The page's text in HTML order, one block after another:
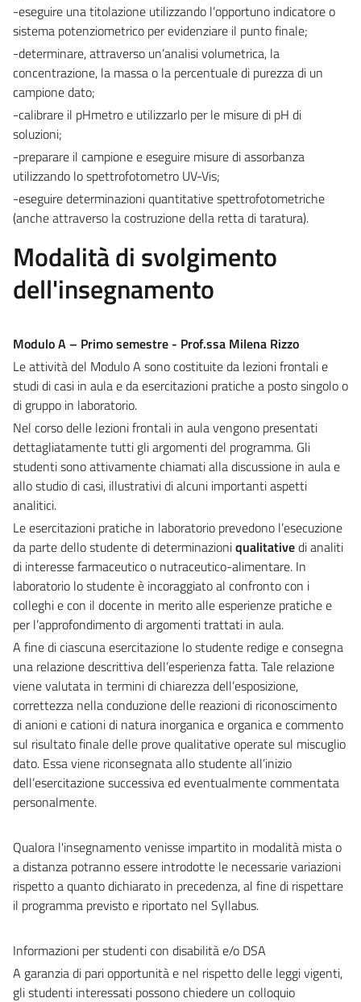
-eseguire una titolazione utilizzando l’opportuno indicatore o
sistema potenziometrico per evidenziare il punto finale;
-determinare, attraverso un’analisi volumetrica, la
concentrazione, la massa o la percentuale di purezza di un
campione dato;
-calibrare il pHmetro e utilizzarlo per le misure di pH di
soluzioni;
-preparare il campione e eseguire misure di assorbanza
utilizzando lo spettrofotometro UV-Vis;
-eseguire determinazioni quantitative spettrofotometriche
(anche attraverso la costruzione della retta di taratura).
Modalità di svolgimento
dell'insegnamento
Modulo A – Primo semestre - Prof.ssa Milena Rizzo
Le attività del Modulo A sono costituite da lezioni frontali e
studi di casi in aula e da esercitazioni pratiche a posto singolo o
di gruppo in laboratorio.
Nel corso delle lezioni frontali in aula vengono presentati
dettagliatamente tutti gli argomenti del programma. Gli
studenti sono attivamente chiamati alla discussione in aula e
allo studio di casi, illustrativi di alcuni importanti aspetti
analitici.
Le esercitazioni pratiche in laboratorio prevedono l’esecuzione
da parte dello studente di determinazioniqualitativedi analiti
di interesse farmaceutico o nutraceutico-alimentare. In
laboratorio lo studente è incoraggiato al confronto con i
colleghi e con il docente in merito alle esperienze pratiche e
per l’approfondimento di argomenti trattati in aula.
A fine di ciascuna esercitazione lo studente redige e consegna
una relazione descrittiva dell’esperienza fatta. Tale relazione
viene valutata in termini di chiarezza dell’esposizione,
correttezza nella conduzione delle reazioni di riconoscimento
di anioni e cationi di natura inorganica e organica e commento
sul risultato finale delle prove qualitative operate sul miscuglio
dato. Essa viene riconsegnata allo studente all’inizio
dell’esercitazione successiva ed eventualmente commentata
personalmente.
Qualora l'insegnamento venisse impartito in modalità mista o
a distanza potranno essere introdotte le necessarie variazioni
rispetto a quanto dichiarato in precedenza, al fine di rispettare
il programma previsto e riportato nel Syllabus.
Informazioni per studenti con disabilità e/o DSA
A garanzia di pari opportunità e nel rispetto delle leggi vigenti,
gli studenti interessati possono chiedere un colloquio